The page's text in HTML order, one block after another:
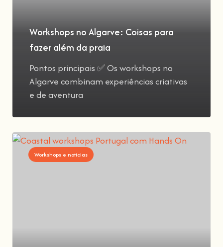
Workshops no Algarve: Coisas para
fazer além da praia
Pontos principais ✅ Os workshops no
Algarve combinam experiências criativas
e de aventura
Workshops e notícias